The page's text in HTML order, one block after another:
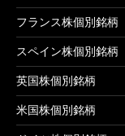
フランス株個別銘柄
スペイン株個別銘柄
英国株個別銘柄
米国株個別銘柄